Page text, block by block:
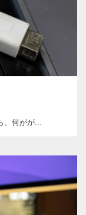
、何がが...